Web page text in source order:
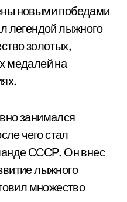
новыми победами
легендой лыжного
золотых,
медалей на
занимался
чего стал
СССР. Он внес
лыжного
множество